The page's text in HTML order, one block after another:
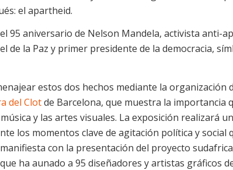
el apartheid.
95 aniversario de Nelson Mandela, activista anti-
de la Paz y primer presidente de la democracia,
estos dos hechos mediante la organización
del Clotde Barcelona, que muestra la importancia
y las artes visuales. La exposición realizará
los momentos clave de agitación política y
con la presentación del proyecto
ha aunado a 95 diseñadores y artistas gráficos